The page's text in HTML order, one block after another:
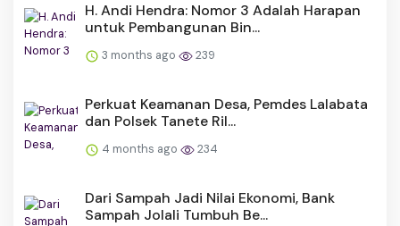
H. Andi Hendra: Nomor 3 Adalah Harapan
untuk Pembangunan Bin...
3 months ago 239
Perkuat Keamanan Desa, Pemdes Lalabata
dan Polsek Tanete Ril...
4 months ago 234
Dari Sampah Jadi Nilai Ekonomi, Bank
Sampah Jolali Tumbuh Be...